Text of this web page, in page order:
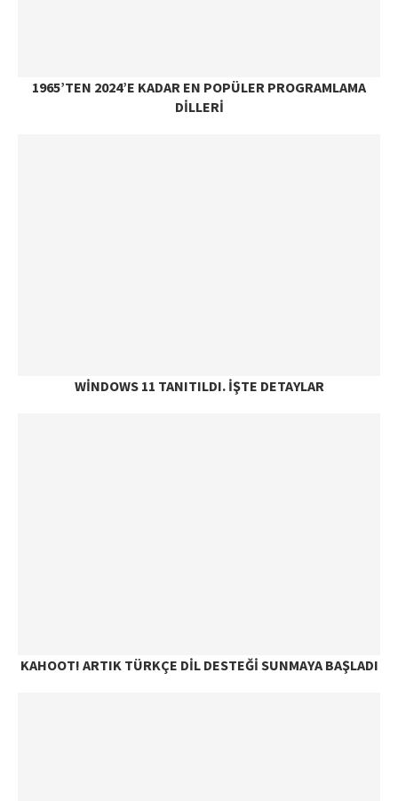
1965’TEN 2024’E KADAR EN POPÜLER PROGRAMLAMA
DILLERI
WINDOWS 11 TANITILDI. İŞTE DETAYLAR
KAHOOT! ARTIK TÜRKÇE DIL DESTEĞI SUNMAYA BAŞLADI